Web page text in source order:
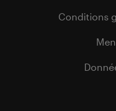
Conditions